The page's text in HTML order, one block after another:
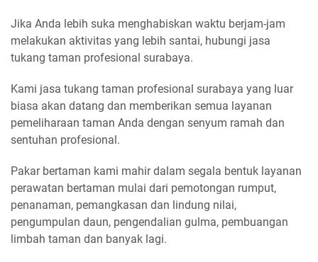
Jika Anda lebih suka menghabiskan waktu berjam-jam
melakukan aktivitas yang lebih santai, hubungi jasa
tukang taman profesional surabaya.
Kami jasa tukang taman profesional surabaya yang luar
biasa akan datang dan memberikan semua layanan
pemeliharaan taman Anda dengan senyum ramah dan
sentuhan profesional.
Pakar bertaman kami mahir dalam segala bentuk layanan
perawatan bertaman mulai dari pemotongan rumput,
penanaman, pemangkasan dan lindung nilai,
pengumpulan daun, pengendalian gulma, pembuangan
limbah taman dan banyak lagi.